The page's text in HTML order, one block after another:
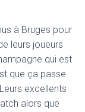
à Bruges pour
leurs joueurs
qui est
que ça passe
excellents
alors que